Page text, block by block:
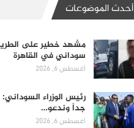
أحدث الموضوعات
مشهد خطير على
سوداني في القاهرة
أغسطس 6, 2026
رئيس الوزراء السوداني:
جداً وندعو…
أغسطس 6, 2026